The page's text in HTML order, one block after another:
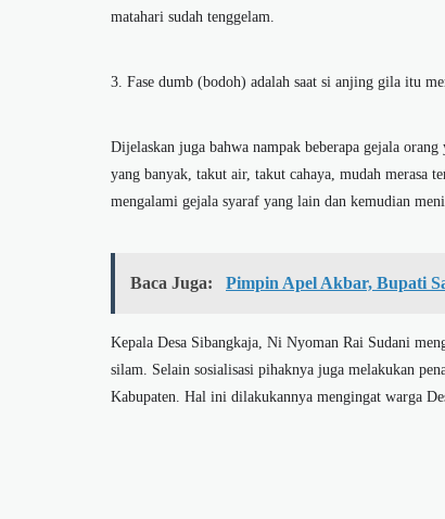
matahari sudah tenggelam.
3. Fase dumb (bodoh) adalah saat si anjing gila itu
Dijelaskan juga bahwa nampak beberapa gejala
yang banyak, takut air, takut cahaya, mudah merasa
mengalami gejala syaraf yang lain dan kemudian
Baca Juga: Pimpin Apel Akbar, Bupati
Kepala Desa Sibangkaja, Ni Nyoman Rai Sudani
silam. Selain sosialisasi pihaknya juga melakukan
Kabupaten. Hal ini dilakukannya mengingat warga